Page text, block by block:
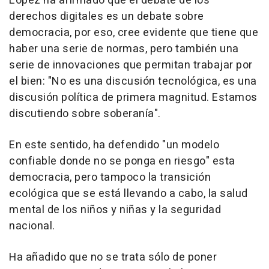
derechos digitales es un debate sobre
democracia, por eso, cree evidente que tiene que
haber una serie de normas, pero también una
serie de innovaciones que permitan trabajar por
el bien: "No es una discusión tecnológica, es una
discusión política de primera magnitud. Estamos
discutiendo sobre soberanía".
En este sentido, ha defendido "un modelo
confiable donde no se ponga en riesgo" esta
democracia, pero tampoco la transición
ecológica que se está llevando a cabo, la salud
mental de los niños y niñas y la seguridad
nacional.
Ha añadido que no se trata sólo de poner